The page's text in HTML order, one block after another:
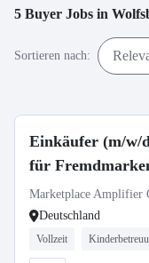
5 Buyer Jobs in
Sortieren nach:
Einkäufer (m/w/
für
Marketplace Amplifier
Deutschland
Vollzeit